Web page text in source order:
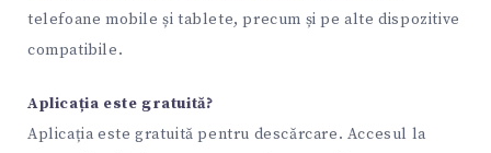
telefoane mobile și tablete, precum și pe alte dispozitive
compatibile.
Aplicația este gratuită?
Aplicația este gratuită pentru descărcare. Accesul la